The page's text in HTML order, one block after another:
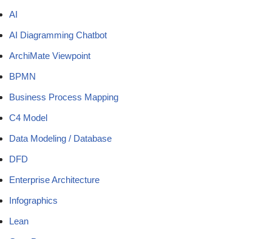
AI
AI Diagramming Chatbot
ArchiMate Viewpoint
BPMN
Business Process Mapping
C4 Model
Data Modeling / Database
DFD
Enterprise Architecture
Infographics
Lean